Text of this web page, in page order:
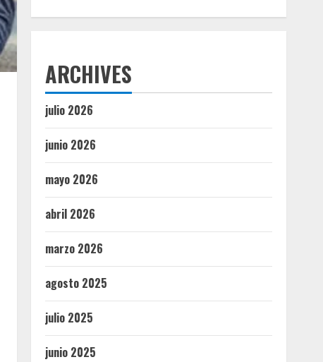
ARCHIVES
julio 2026
junio 2026
mayo 2026
abril 2026
marzo 2026
agosto 2025
julio 2025
junio 2025